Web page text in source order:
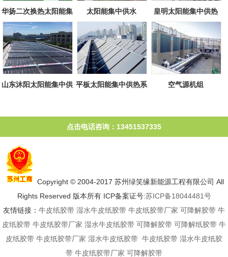
华扬二次换热太阳能集
中系统
太阳能集中供水 皇明太阳能集中供热
山东沐阳太阳能集中供 平板太阳能集中供热系
空气源机组
点击电话咨询：13451537335
Copyright © 2004-2017 苏州绿笑缘新能源工程有限公司 All
Rights Reserved 版本所有 ICP备案证号:苏ICP备18044481号
友情链接： 牛皮纸胶带 湿水牛皮纸胶带 牛皮纸胶带厂家 可降解胶带 牛
皮纸胶带 牛皮纸胶带厂家 湿水牛皮纸胶带 可降解胶带 可降解纸胶带 牛
皮纸胶带 牛皮纸胶带厂家 湿水牛皮纸胶带 牛皮纸胶带 湿水牛皮纸胶
带 牛皮纸胶带厂家 可降解胶带